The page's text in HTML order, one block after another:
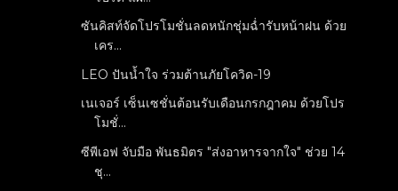
ซันคิสท์จัดโปรโมชั่นลดหนักชุ่มฉ่ำรับหน้าฝน ด้วย
เคร...
LEO ปันน้ำใจ ร่วมต้านภัยโควิด-19
เนเจอร์ เซ็นเซชั่นต้อนรับเดือนกรกฎาคม ด้วยโปร
โมชั่...
ซีพีเอฟ จับมือ พันธมิตร "ส่งอาหารจากใจ" ช่วย 14
ชุ...